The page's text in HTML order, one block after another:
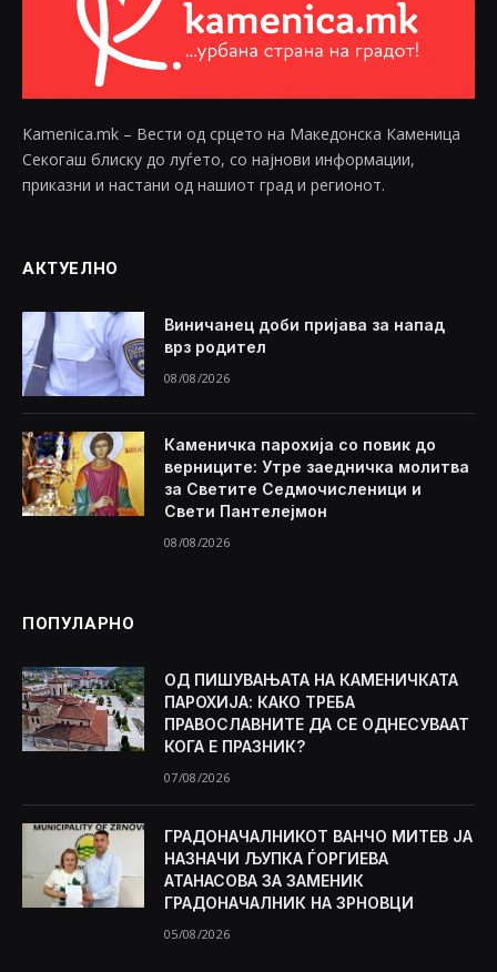
Kamenica.mk – Вести од срцето на Македонска Каменица
Секогаш блиску до луѓето, со најнови информации,
приказни и настани од нашиот град и регионот.
АКТУЕЛНО
Виничанец доби пријава за напад
врз родител
08/08/2026
Каменичка парохија со повик до
верниците: Утре заедничка молитва
за Светите Седмочисленици и
Свети Пантелејмон
08/08/2026
ПОПУЛАРНО
ОД ПИШУВАЊАТА НА КАМЕНИЧКАТА
ПАРОХИЈА: КАКО ТРЕБА
ПРАВОСЛАВНИТЕ ДА СЕ ОДНЕСУВААТ
КОГА Е ПРАЗНИК?
07/08/2026
ГРАДОНАЧАЛНИКОТ ВАНЧО МИТЕВ ЈА
НАЗНАЧИ ЉУПКА ЃОРГИЕВА
АТАНАСОВА ЗА ЗАМЕНИК
ГРАДОНАЧАЛНИК НА ЗРНОВЦИ
05/08/2026